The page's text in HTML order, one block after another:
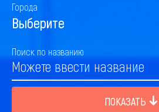
Города
Выберите
Поиск по названию
ПОКАЗАТЬ